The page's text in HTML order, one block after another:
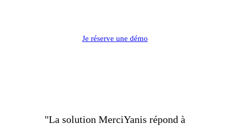
Je réserve une démo
"La solution MerciYanis répond à